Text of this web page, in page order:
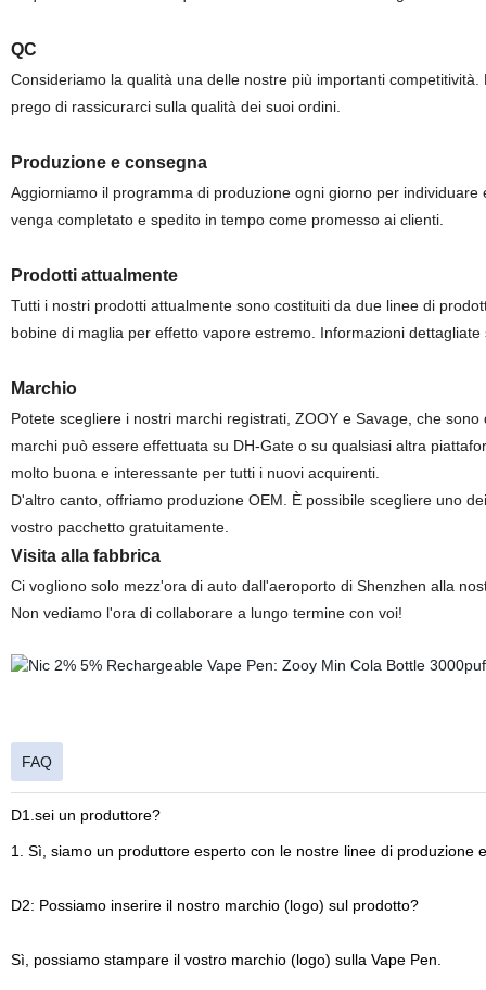
QC
Consideriamo la qualità una delle nostre più importanti
prego di rassicurarci sulla qualità dei suoi ordini.
Produzione e consegna
Aggiorniamo il programma di produzione ogni giorno per
venga completato e spedito in tempo come promesso ai clienti.
Prodotti attualmente
Tutti i nostri prodotti attualmente sono costituiti da due linee di
bobine di maglia per effetto vapore estremo. Informazioni
Marchio
Potete scegliere i nostri marchi registrati, ZOOY e Savage, che
marchi può essere effettuata su DH-Gate o su qualsiasi altra
molto buona e interessante per tutti i nuovi acquirenti.
D'altro canto, offriamo produzione OEM. È possibile scegliere uno
vostro pacchetto gratuitamente.
Visita alla fabbrica
Ci vogliono solo mezz'ora di auto dall'aeroporto di Shenzhen alla
Non vediamo l'ora di collaborare a lungo termine con voi!
FAQ
D1.sei un produttore?
1. Sì, siamo un produttore esperto con le nostre linee di produzione
D2: Possiamo inserire il nostro marchio (logo) sul prodotto?
Sì, possiamo stampare il vostro marchio (logo) sulla Vape Pen.